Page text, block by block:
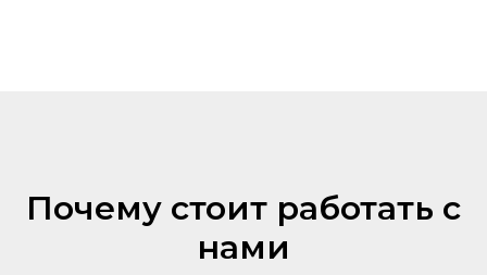
Почему стоит работать с
нами